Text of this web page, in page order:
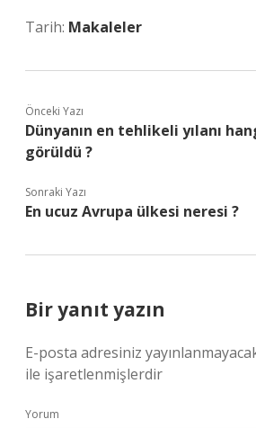
Tarih: Makaleler
Önceki Yazı
Dünyanın en tehlikeli yılanı
görüldü ?
Sonraki Yazı
En ucuz Avrupa ülkesi neresi ?
Bir yanıt yazın
E-posta adresiniz
ile işaretlenmişlerdir
Yorum